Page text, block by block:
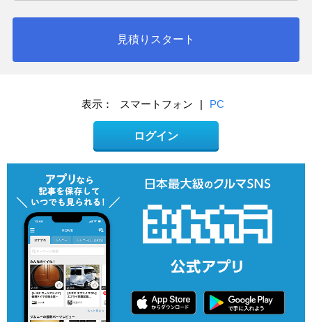
見積りスタート
表示： スマートフォン | PC
ログイン